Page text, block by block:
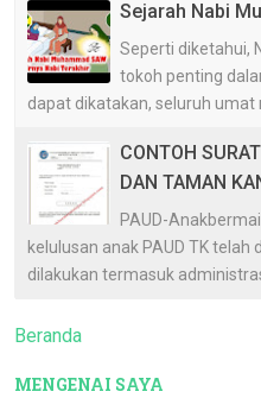
Sejarah Nabi
Seperti diketahui,
tokoh penting
dapat dikatakan, seluruh umat
CONTOH
DAN TAMAN
PAUD-
kelulusan anak PAUD TK
dilakukan termasuk
Beranda
MENGENAI SAYA